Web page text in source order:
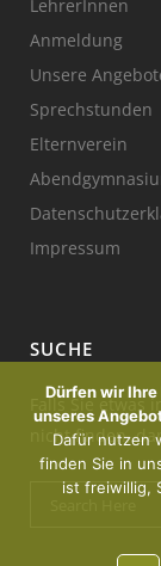
LehrerInnen
Anmeldung
Unsere
Sprechstunden
Elternverein
Impressum
SUCHE
Falls Sie
nicht finden,
Dürfen wir
unseres
Dafür nutzen
finden Sie in
ist freiwillig,